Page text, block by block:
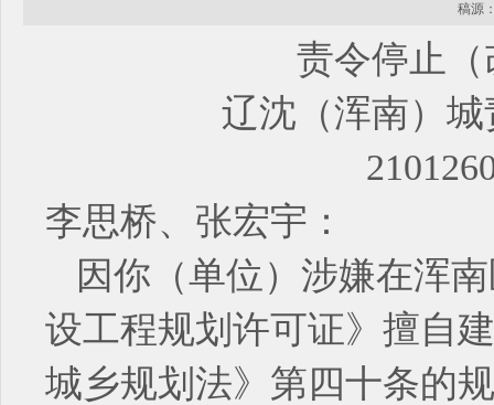
稿源
责令停止
辽沈（浑南）
李思桥、张宏宇：
因你（单位 ） 涉嫌在浑
设工程规划许可证》擅自
城乡规划法》第四十条的